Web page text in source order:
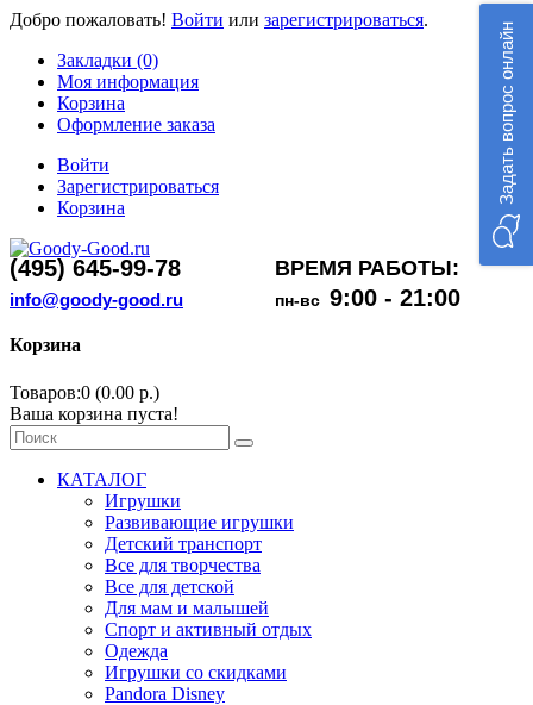
Добро пожаловать! Войти или зарегистрироваться.
Закладки (0)
Моя информация
Корзина
Оформление заказа
Войти
Зарегистрироваться
Корзина
(495) 645-99-78 ВРЕМЯ РАБОТЫ:
info@goody-good.ru пн-вс 9:00 - 21:00
Корзина
Товаров:0 (0.00 р.)
Ваша корзина пуста!
КАТАЛОГ
Игрушки
Развивающие игрушки
Детский транспорт
Все для творчества
Все для детской
Для мам и малышей
Спорт и активный отдых
Одежда
Игрушки со скидками
Pandora Disney
Задать вопрос онлайн